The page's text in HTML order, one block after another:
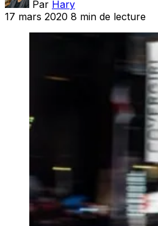
Par Hary
17 mars 2020 8 min de lecture